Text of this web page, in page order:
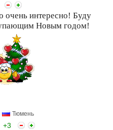
интересно! Буду
Новым годом!
Тюмень
+3